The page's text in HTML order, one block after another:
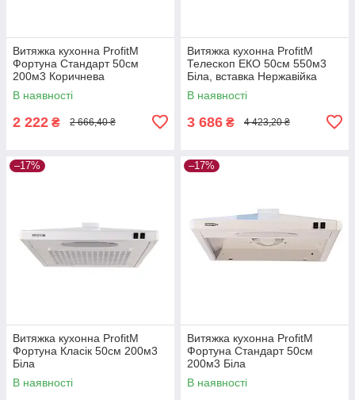
Витяжка кухонна ProfitM
Фортуна Стандарт 50см
200м3 Коричнева
В наявності
2 222 ₴ 2 666,40 ₴
Витяжка кухонна ProfitM
Телескоп ЕКО 50см 550м3
Біла, вставка Нержавійка
В наявності
3 686 ₴ 4 423,20 ₴
–17%
Витяжка кухонна ProfitM
Фортуна Класік 50см 200м3
Біла
В наявності
–17%
Витяжка кухонна ProfitM
Фортуна Стандарт 50см
200м3 Біла
В наявності